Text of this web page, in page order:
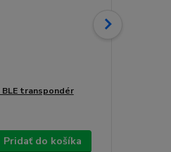
transpondér
Pridať do košíka